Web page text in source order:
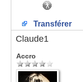
Transférer
Claude1
Accro